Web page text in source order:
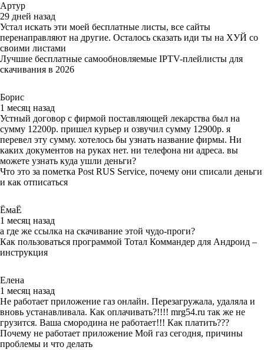
Артур
29 дней назад
Устал искать эти моей бесплатные листы, все сайты
перенаправляют на другие. Осталось сказать иди ты на ХУЙ со
своими листами
Лучшие бесплатные самообновляемые IPTV-плейлисты для
скачивания в 2026
Борис
1 месяц назад
Устный договор с фирмой поставляющей лекарства был на
сумму 12200р. пришел курьер и озвучил сумму 12900р. я
перевел эту сумму. хотелось бы узнать название фирмы. Ни
каких документов на руках нет. ни телефона ни адреса. вы
можете узнать куда ушли деньги?
Что это за пометка Post RUS Service, почему они списали деньги
и как отписаться
ЁмаЁ
1 месяц назад
а где же ссылка на скачивание этой чудо-проги?
Как пользоваться программой Тотал Коммандер для Андроид –
инструкция
Елена
1 месяц назад
Не работает приложение газ онлайн. Перезагружала, удаляла и
вновь устанавливала. Как оплачивать?!!!! mrg54.ru так же не
грузится. Ваша смородина не работает!!! Как платить???
Почему не работает приложение Мой газ сегодня, причины
проблемы и что делать